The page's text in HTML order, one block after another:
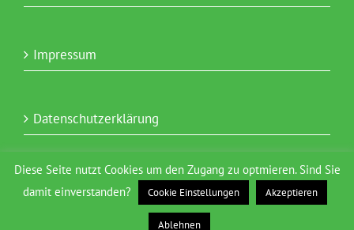
Impressum
Datenschutzerklärung
Diese Seite nutzt Cookies um den Zugang zu optmieren. Sind Sie
damit einverstanden?
Cookie Einstellungen Akzeptieren
Ablehnen